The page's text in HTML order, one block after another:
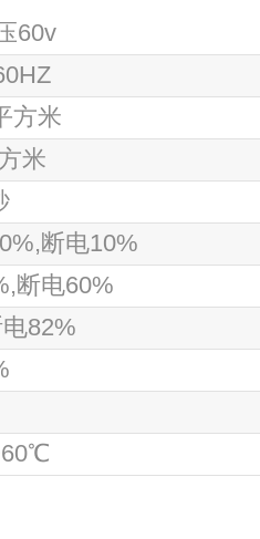
60v
方米
米
断电10%
断电60%
82%